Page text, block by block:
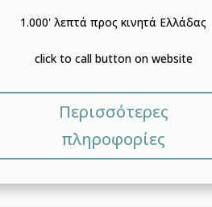
1.000' λεπτά προς κινητά Ελλάδας
click to call button on website
Περισσότερες
πληροφορίες